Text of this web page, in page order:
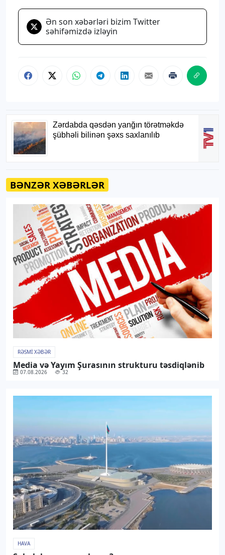
Ən son xəbərləri bizim Twitter
səhifəmizdə izləyin
BƏNZƏR XƏBƏRLƏR
RƏSMI XƏBƏR
Media və Yayım Şurasının strukturu təsdiqlənib
07.08.2026 32
HAVA